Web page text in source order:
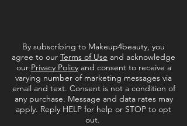
By subscribing to Makeup4beauty, you
agree to our Terms of Use and acknowledge
our Privacy Policyand consent to receive a
varying number of marketing messages via
email and text. Consent is not a condition of
any purchase. Message and data rates may
apply. Reply HELP for help or STOP to opt
out.